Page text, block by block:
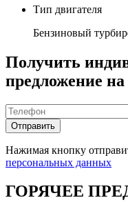
Тип двигателя
Бензиновый
Получить
предложение
Отправить
Нажимая кнопку
персональных данных
ГОРЯЧЕЕ